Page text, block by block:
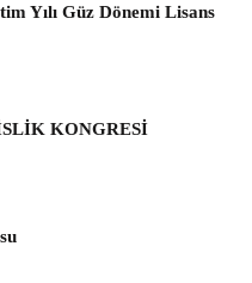
Yılı Güz Dönemi Lisans
KONGRESİ